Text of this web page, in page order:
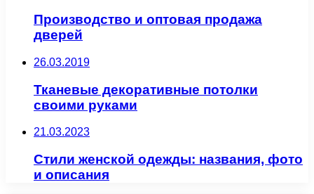
Производство и оптовая продажа
дверей
26.03.2019
Тканевые декоративные потолки
своими руками
21.03.2023
Стили женской одежды: названия, фото
и описания